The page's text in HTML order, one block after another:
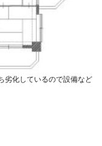
化しているので設備など